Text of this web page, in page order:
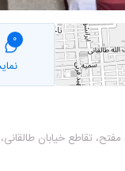
0
تقاطع خیابان